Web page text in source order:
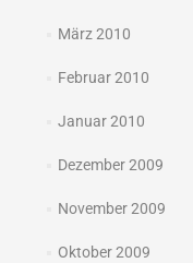
März 2010
Februar 2010
Januar 2010
Dezember 2009
November 2009
Oktober 2009